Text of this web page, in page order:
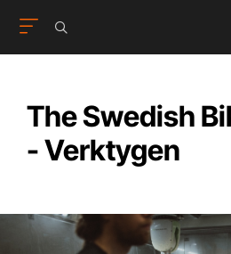
The Swedish
- Verktygen